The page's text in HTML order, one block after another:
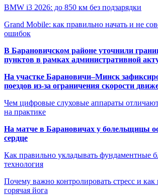
BMW i3 2026: до 850 км без подзарядки
Grand Mobile: как правильно начать и не
ошибок
В Барановичском районе уточнили
пунктов в рамках административной
На участке Барановичи–Минск
поездов из-за ограничения скорости
Чем цифровые слуховые аппараты
на практике
На матче в Барановичах у болельщицы
сердце
Как правильно укладывать фундаментные
технология
Почему важно контролировать стресс и как
горячая йога